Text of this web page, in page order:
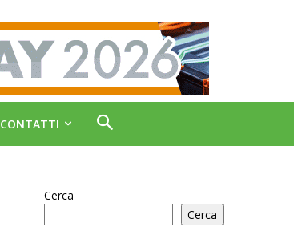
CONTATTI
Cerca
Cerca